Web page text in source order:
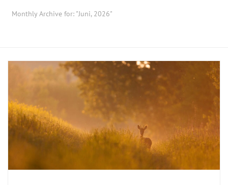
Monthly Archive for: "Juni, 2026"